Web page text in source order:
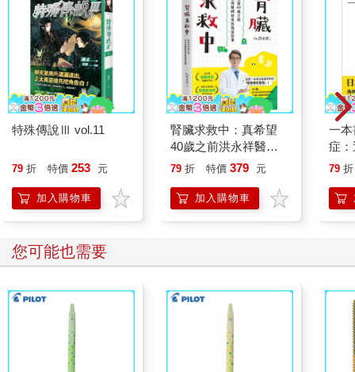
特殊傳說Ⅲ vol.11
79 折 特價 253 元
加入購物車
腎臟求救中：真希望
40歲之前洪永祥醫師
就告訴我這些事
79 折 特價 379 元
加入購物車
一
症
開
的
79 折
您可能也需要